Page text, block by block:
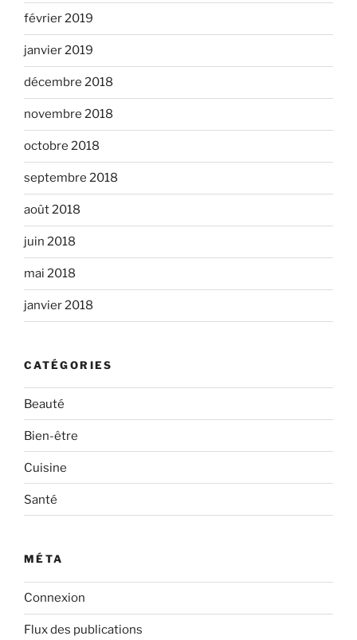
février 2019
janvier 2019
décembre 2018
novembre 2018
octobre 2018
septembre 2018
août 2018
juin 2018
mai 2018
janvier 2018
CATÉGORIES
Beauté
Bien-être
Cuisine
Santé
MÉTA
Connexion
Flux des publications